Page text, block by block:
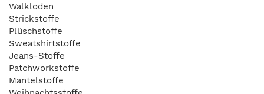
Walkloden
Strickstoffe
Plüschstoffe
Sweatshirtstoffe
Jeans-Stoffe
Patchworkstoffe
Mantelstoffe